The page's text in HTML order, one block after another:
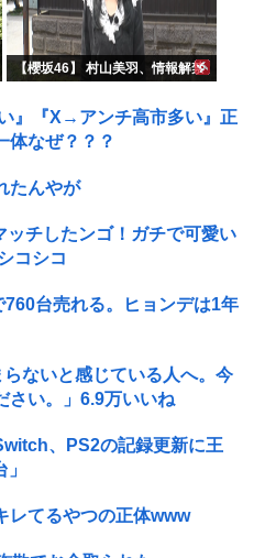
【櫻坂46】 村山美羽、情報解禁
』『X→アンチ高市多い』正
体なぜ？？？
たんやが
チしたンゴ！ガチで可愛い
コシコ
台売れる。ヒョンデは1年
らないと感じている人へ。今
さい。」6.9万いいね
、PS2の記録更新に王
レてるやつの正体www